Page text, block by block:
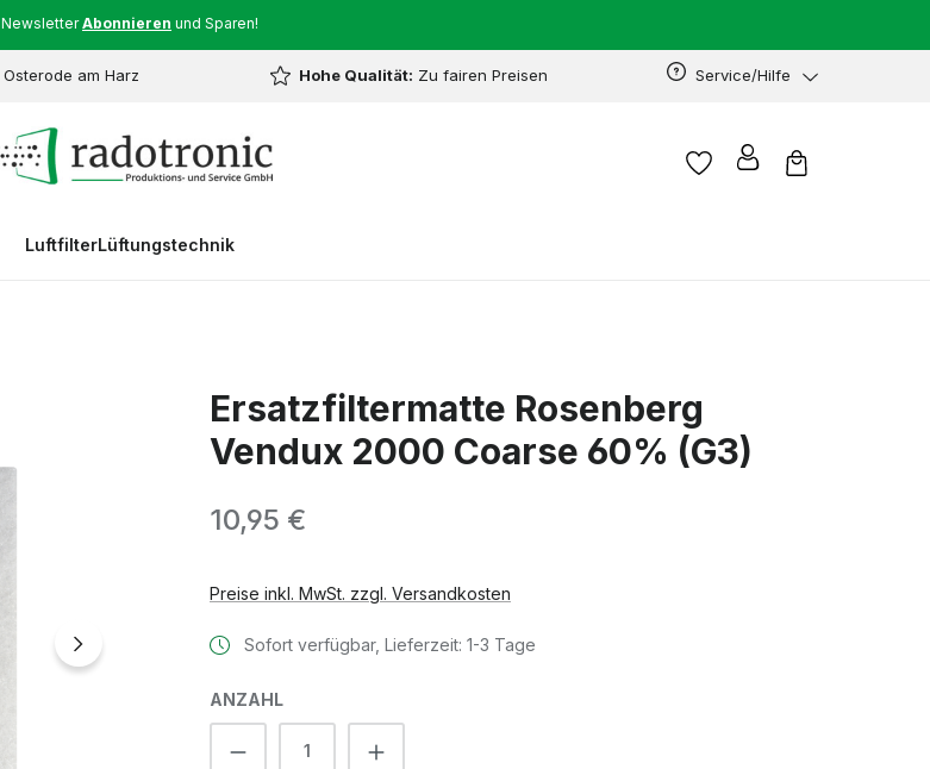
NewsletterAbonnieren und Sparen!
Osterode am Harz Hohe Qualität: Zu fairen Preisen Service/Hilfe
LuftfilterLüftungstechnik
Ersatzfiltermatte Rosenberg
Vendux 2000 Coarse 60% (G3)
Regulärer Preis:
10,95 €
Preise inkl. MwSt. zzgl. Versandkosten
Sofort verfügbar, Lieferzeit: 1-3 Tage
ANZAHL
Produkt Anzahl: Gib den gewünschten Wert ein